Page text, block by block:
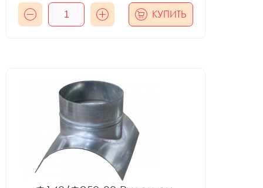
КУПИТЬ